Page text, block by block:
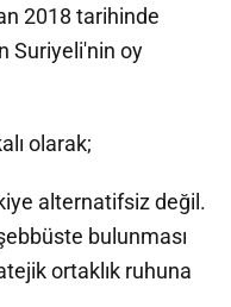
2018 tarihinde
Suriyeli'nin oy
olarak;
alternatifsiz değil.
bulunması
ortaklık ruhuna